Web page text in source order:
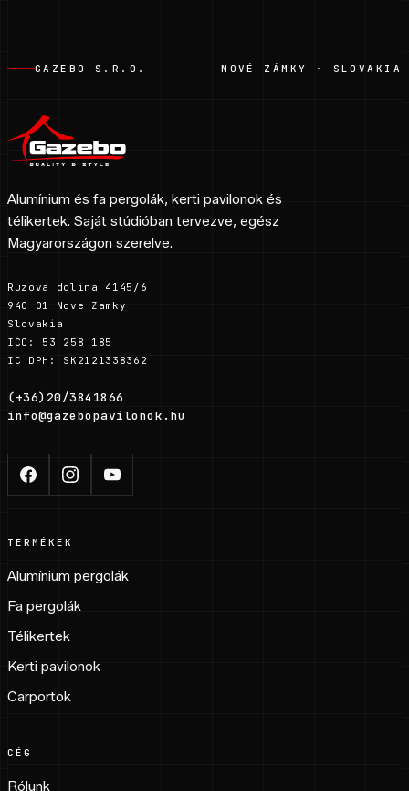
GAZEBO S.R.O. NOVÉ ZÁMKY · SLOVAKIA
Alumínium és fa pergolák, kerti pavilonok és
télikertek. Saját stúdióban tervezve, egész
Magyarországon szerelve.
Ruzova dolina 4145/6
940 01 Nove Zamky
Slovakia
ICO: 53 258 185
IC DPH: SK2121338362
(+36)20/3841866
info@gazebopavilonok.hu
TERMÉKEK
Alumínium pergolák
Fa pergolák
Télikertek
Kerti pavilonok
Carportok
CÉG
Rólunk